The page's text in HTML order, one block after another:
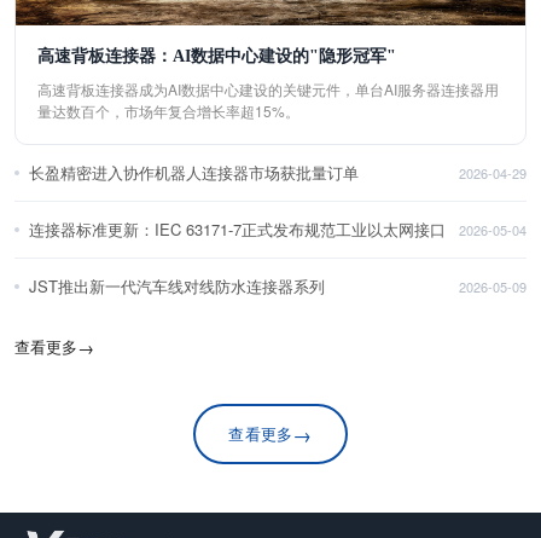
高速背板连接器：AI数据中心建设的"隐形冠军"
高速背板连接器成为AI数据中心建设的关键元件，单台AI服务器连接器用
量达数百个，市场年复合增长率超15%。
长盈精密进入协作机器人连接器市场获批量订单 2026-04-29
连接器标准更新：IEC 63171-7正式发布规范工业以太网接口 2026-05-04
JST推出新一代汽车线对线防水连接器系列 2026-05-09
查看更多→
查看更多→